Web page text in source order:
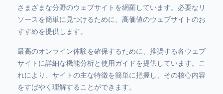
さまざまな分野のウェブサイトを網羅しています。必要なリ
ソースを簡単に見つけるために、高価値のウェブサイトのお
すすめを提供します。
最高のオンライン体験を確保するために、推奨する各ウェブ
サイトに詳細な機能分析と使用ガイドを提供しています。こ
れにより、サイトの主な特徴を簡単に把握し、その核心内容
をすばやく理解することができます。